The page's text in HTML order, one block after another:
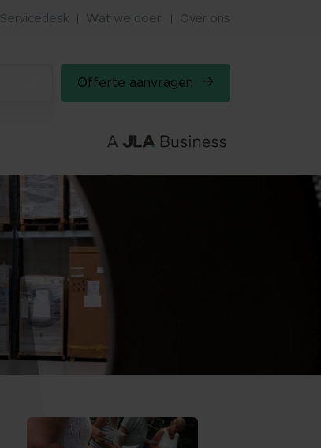
Servicedesk Wat we doen Over ons
Offerte aanvragen